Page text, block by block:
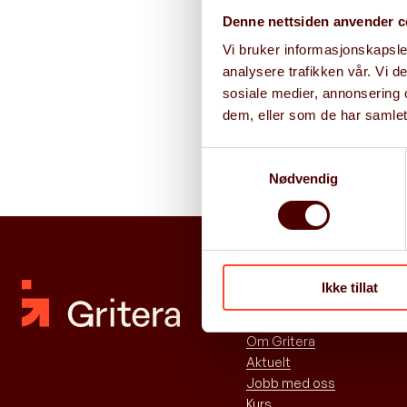
Denne nettsiden anvender
Vi bruker
analysere trafikken vår. Vi
sosiale medier,
dem, eller som de har
Nødvendig
Ikke tillat
Digitalt
Snarveier
Om Gritera
Aktuelt
Jobb med oss
Kurs